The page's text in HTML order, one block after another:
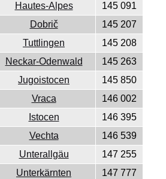
Hautes-Alpes
145 091
Dobrič
145 207
Tuttlingen
145 208
Neckar-Odenwald
145 263
Jugoistocen
145 850
Vraca
146 002
Istocen
146 395
Vechta
146 539
Unterallgäu
147 255
Unterkärnten
147 777